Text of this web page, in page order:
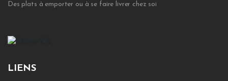
Des plats à emporter ou à se faire livrer chez soi
LIENS